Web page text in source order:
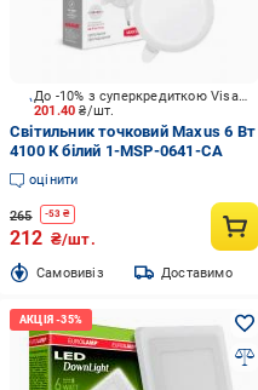
201.40₴/шт.
До -10% з суперкредиткою Visa Вигода
Світильник точковий Maxus 6 Вт
4100 К білий 1-MSP-0641-CA
оцінити
265 -53 ₴
212 ₴/шт.
Cамовивіз Доставимо